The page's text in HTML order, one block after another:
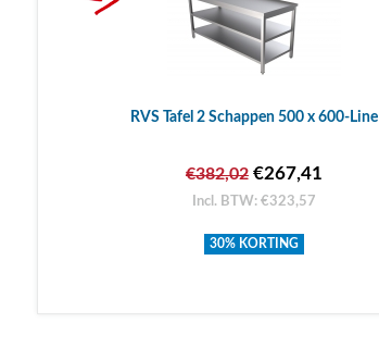
RVS Tafel 2 Schappen 500 x 600-Line
€382,02€267,41
Incl. BTW: €323,57
30% KORTING